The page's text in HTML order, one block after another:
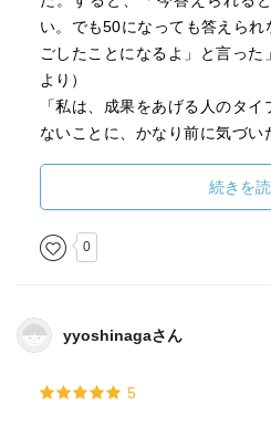
したと言える。組織から何を得
投じたもの次第であることを知
（出典：断絶の時代）
?ー１
２２ 成果を上げる人の共通点
第二 世の中への貢献に焦点を
第三 自らの強みに基準を捉え
第四 力を集中すること
第五 成果をもたらすよう意
?ー２
３３ 優先順位を決めるための四
第二 問題ではなく機会
い。でも50になっても答えら
ごしたことになるよ」と言った
より）
「私は、成果をあげる人のタ
ないことに、かなり前に気づい
など、あらゆることにおいて千
なすべきことをなす能力だけ
件』より）
「最高のキャリアは、自らの強
ぜならば、自らの得るべき所
人が卓越した仕事を行うよう
「マネジメントには二つの仕事
続きを
0
yyoshinagaさん
5